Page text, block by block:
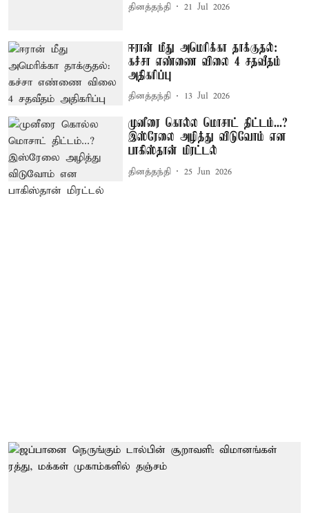
தினத்தந்தி 21 Jul 2026
ஈரான் மீது அமெரிக்கா தாக்குதல்:
கச்சா எண்ணை விலை 4 சதவீதம்
அதிகரிப்பு
தினத்தந்தி 13 Jul 2026
முனீரை கொல்ல மொசாட் திட்டம்...?
இஸ்ரேலை அழித்து விடுவோம் என
பாகிஸ்தான் மிரட்டல்
தினத்தந்தி 25 Jun 2026